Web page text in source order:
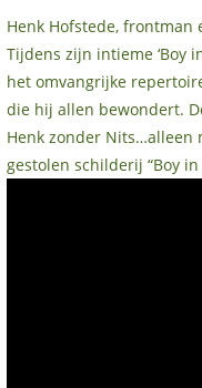
Henk Hofstede,
Tijdens zijn intieme ‘Boy
het omvangrijke
die hij allen bewondert.
Henk zonder
gestolen schilderij “Boy in